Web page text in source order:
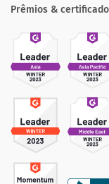
Prêmios &